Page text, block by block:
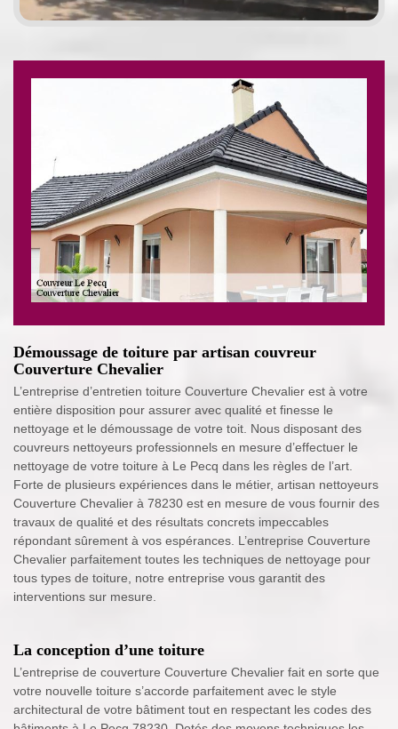
Démoussage de toiture par artisan couvreur
Couverture Chevalier
L’entreprise d’entretien toiture Couverture Chevalier est à votre
entière disposition pour assurer avec qualité et finesse le
nettoyage et le démoussage de votre toit. Nous disposant des
couvreurs nettoyeurs professionnels en mesure d’effectuer le
nettoyage de votre toiture à Le Pecq dans les règles de l’art.
Forte de plusieurs expériences dans le métier, artisan nettoyeurs
Couverture Chevalier à 78230 est en mesure de vous fournir des
travaux de qualité et des résultats concrets impeccables
répondant sûrement à vos espérances. L’entreprise Couverture
Chevalier parfaitement toutes les techniques de nettoyage pour
tous types de toiture, notre entreprise vous garantit des
interventions sur mesure.
La conception d’une toiture
L’entreprise de couverture Couverture Chevalier fait en sorte que
votre nouvelle toiture s’accorde parfaitement avec le style
architectural de votre bâtiment tout en respectant les codes des